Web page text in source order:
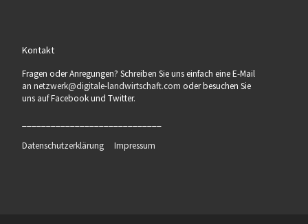
Kontakt
Fragen oder Anregungen? Schreiben Sie uns einfach eine E-Mail
an netzwerk@digitale-landwirtschaft.com oder besuchen Sie
uns auf Facebook und Twitter.
Datenschutzerklärung Impressum